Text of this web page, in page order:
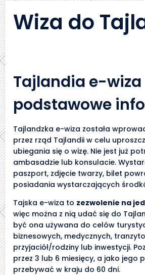
Wiza do
Tajlandia e-wiza
podstawowe
Tajlandzka e-wiza została
przez rząd Tajlandii w celu
ubiegania się o wizę. Nie jest już
ambasadzie lub konsulacie.
paszport, zdjęcie twarzy, bilet
posiadania wystarczających
Tajska e-wiza to zezwolenie na
więc można z nią udać się do
być ona używana do celów
biznesowych, medycznych,
przyjaciół/rodziny lub inwestycji.
przez 3 lub 6 miesięcy, a jako jego
przebywać w kraju do 60 dni.